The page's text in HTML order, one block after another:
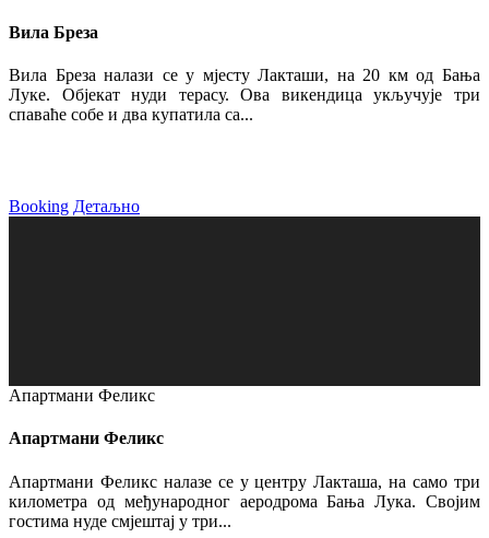
Вила Бреза
Вила Бреза налази се у мјесту Лакташи, на 20 км од Бања
Луке. Објекат нуди терасу. Ова викендица укључује три
спаваће собе и два купатила са...
Booking Детаљно
Апартмани Феликс
Апартмани Феликс
Апартмани Феликс налазе се у центру Лакташа, на само три
километра од међународног аеродрома Бања Лука. Својим
гостима нуде смјештај у три...